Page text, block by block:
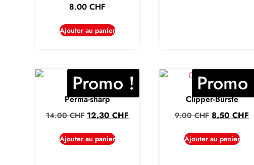
8.00CHF
Ajouter au panier
Promo !
Perma-sharp
14.00CHF 12.30CHF
Ajouter au panier
Promo
Clipper-Bürste
9.00CHF 8.50CHF
Ajouter au panier